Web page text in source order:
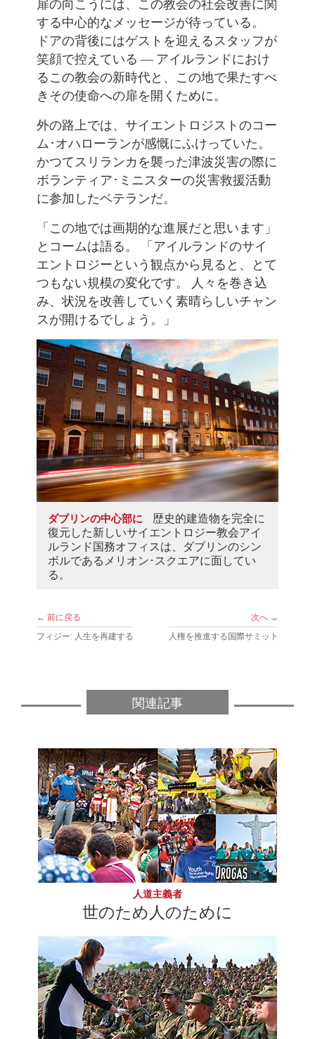
扉の向こうには、この教会の社会改善に関
する中心的なメッセージが待っている。
ドアの背後にはゲストを迎えるスタッフが
笑顔で控えている ― アイルランドにおけ
るこの教会の新時代と、この地で果たすべ
きその使命への扉を開くために。
外の路上では、サイエントロジストのコー
ム･オハローランが感慨にふけっていた。
かつてスリランカを襲った津波災害の際に
ボランティア･ミニスターの災害救援活動
に参加したベテランだ。
「この地では画期的な進展だと思います」
とコームは語る。 「アイルランドのサイ
エントロジーという観点から見ると、とて
つもない規模の変化です。 人々を巻き込
み、状況を改善していく素晴らしいチャン
スが開けるでしょう。」
ダブリンの中心部に
歴史的建造物を完全に
復元した新しいサイエントロジー教会アイ
ルランド国務オフィスは、ダブリンのシン
ボルであるメリオン･スクエアに面してい
る。
← 前に戻る
フィジー: 人生を再建する
次へ →
人権を推進する国際サミット
関連記事
人道主義者
世のため人のために